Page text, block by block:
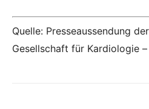
Quelle: Presseaussendung
Gesellschaft für Kardiologie –